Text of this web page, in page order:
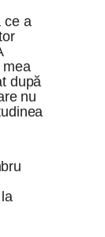
ce a
mea
după
nu